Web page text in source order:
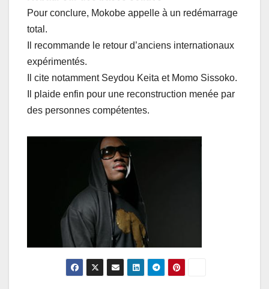
Pour conclure, Mokobe appelle à un redémarrage
total.
Il recommande le retour d’anciens internationaux
expérimentés.
Il cite notamment Seydou Keita et Momo Sissoko.
Il plaide enfin pour une reconstruction menée par
des personnes compétentes.